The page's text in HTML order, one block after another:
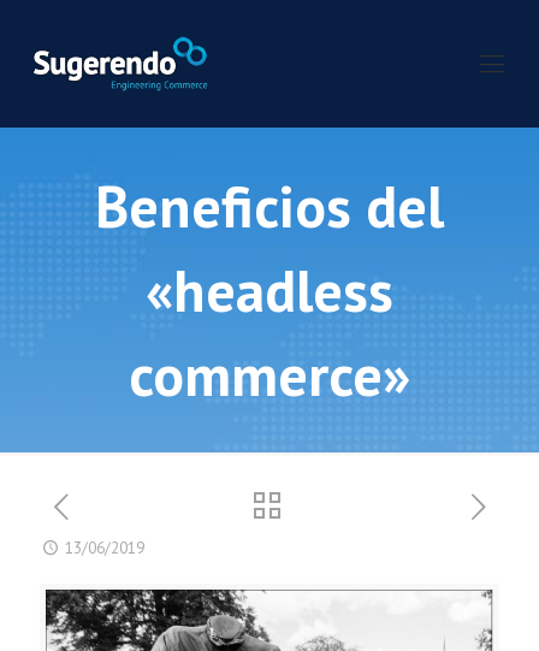
Beneficios del
«headless
commerce»
13/06/2019